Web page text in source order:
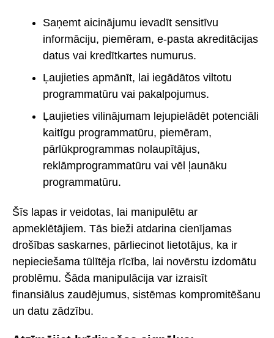
Saņemt aicinājumu ievadīt sensitīvu
informāciju, piemēram, e-pasta akreditācijas
datus vai kredītkartes numurus.
Ļaujieties apmānīt, lai iegādātos viltotu
programmatūru vai pakalpojumus.
Ļaujieties vilinājumam lejupielādēt potenciāli
kaitīgu programmatūru, piemēram,
pārlūkprogrammas nolaupītājus,
reklāmprogrammatūru vai vēl ļaunāku
programmatūru.
Šīs lapas ir veidotas, lai manipulētu ar
apmeklētājiem. Tās bieži atdarina cienījamas
drošības saskarnes, pārliecinot lietotājus, ka ir
nepieciešama tūlītēja rīcība, lai novērstu izdomātu
problēmu. Šāda manipulācija var izraisīt
finansiālus zaudējumus, sistēmas kompromitēšanu
un datu zādzību.